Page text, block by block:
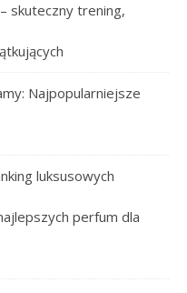
skuteczny trening,
Najpopularniejsze
luksusowych
perfum dla